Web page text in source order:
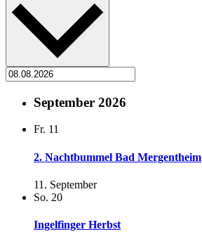
September 2026
Fr. 11
2. Nachtbummel Bad Mergentheim
11. September
So. 20
Ingelfinger Herbst